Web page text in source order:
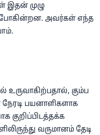
இதன் முழு
போகின்றன. அவர்கள் எந்த
உருவாகிற்பதால், கும்ப
பயனாளிகளாக
குறிப்பிடத்தக்க
வருமானம் தேடி